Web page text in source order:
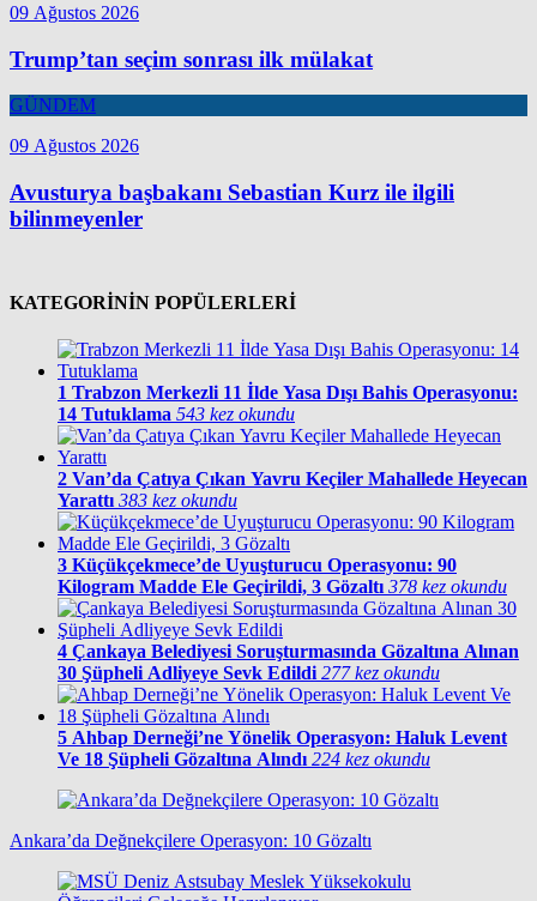
09 Ağustos 2026
Trump’tan seçim sonrası ilk mülakat
GÜNDEM
09 Ağustos 2026
Avusturya başbakanı Sebastian Kurz ile ilgili
bilinmeyenler
KATEGORİNİN POPÜLERLERİ
1 Trabzon Merkezli 11 İlde Yasa Dışı Bahis Operasyonu:
14 Tutuklama 543 kez okundu
2 Van’da Çatıya Çıkan Yavru Keçiler Mahallede Heyecan
Yarattı 383 kez okundu
3 Küçükçekmece’de Uyuşturucu Operasyonu: 90
Kilogram Madde Ele Geçirildi, 3 Gözaltı 378 kez okundu
4 Çankaya Belediyesi Soruşturmasında Gözaltına Alınan
30 Şüpheli Adliyeye Sevk Edildi 277 kez okundu
5 Ahbap Derneği’ne Yönelik Operasyon: Haluk Levent
Ve 18 Şüpheli Gözaltına Alındı 224 kez okundu
Ankara’da Değnekçilere Operasyon: 10 Gözaltı